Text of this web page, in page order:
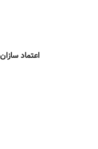
اعتماد سازان